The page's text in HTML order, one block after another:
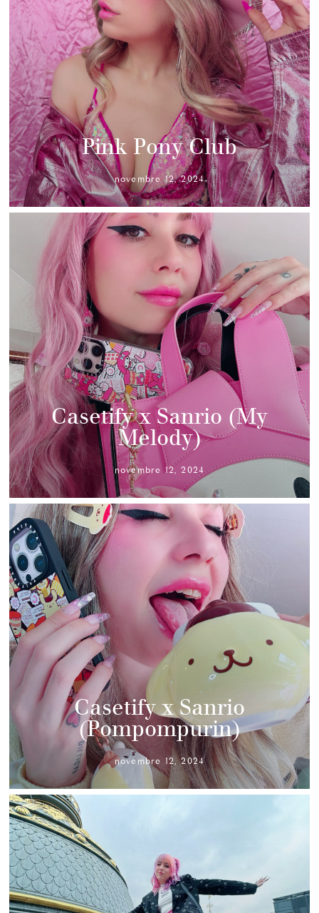
Pink Pony Club
novembre 12, 2024
Casetify x Sanrio (My
Melody)
novembre 12, 2024
Casetify x Sanrio
(Pompompurin)
novembre 12, 2024